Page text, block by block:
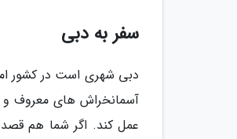
سفر به دبی
دبی شهری است در کشور
آسمانخراش های معروف و
عمل کند. اگر شما هم قصد